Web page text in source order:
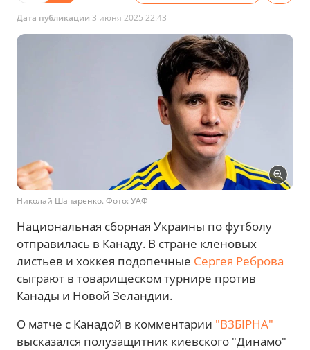
Дата публикации 3 июня 2025 22:43
Николай Шапаренко. Фото: УАФ
Национальная сборная Украины по футболу
отправилась в Канаду. В стране кленовых
листьев и хоккея подопечные Сергея Реброва
сыграют в товарищеском турнире против
Канады и Новой Зеландии.
О матче с Канадой в комментарии "ВЗБІРНА"
высказался полузащитник киевского "Динамо"